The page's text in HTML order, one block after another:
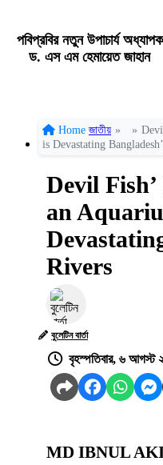
পবিপ্রবির নতুন উপাচার্য অধ্যাপক
ড. এস এম হেমায়েত জাহান
Home জাতীয় » »
is Devastating
Devil
an
Rivers
বুলেটিন বার্তা
বৃহস্পতিবার, ৬
MD IBNUL